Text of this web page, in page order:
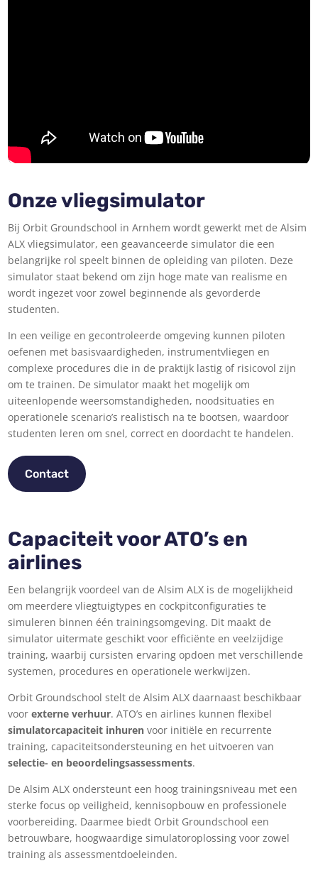
Onze vliegsimulator
Bij Orbit Groundschool in Arnhem wordt gewerkt met de Alsim
ALX vliegsimulator, een geavanceerde simulator die een
belangrijke rol speelt binnen de opleiding van piloten. Deze
simulator staat bekend om zijn hoge mate van realisme en
wordt ingezet voor zowel beginnende als gevorderde
studenten.
In een veilige en gecontroleerde omgeving kunnen piloten
oefenen met basisvaardigheden, instrumentvliegen en
complexe procedures die in de praktijk lastig of risicovol zijn
om te trainen. De simulator maakt het mogelijk om
uiteenlopende weersomstandigheden, noodsituaties en
operationele scenario’s realistisch na te bootsen, waardoor
studenten leren om snel, correct en doordacht te handelen.
Contact
Capaciteit voor ATO’s en
airlines
Een belangrijk voordeel van de Alsim ALX is de mogelijkheid
om meerdere vliegtuigtypes en cockpitconfiguraties te
simuleren binnen één trainingsomgeving. Dit maakt de
simulator uitermate geschikt voor efficiënte en veelzijdige
training, waarbij cursisten ervaring opdoen met verschillende
systemen, procedures en operationele werkwijzen.
Orbit Groundschool stelt de Alsim ALX daarnaast beschikbaar
voorexterne verhuur. ATO’s en airlines kunnen flexibel
simulatorcapaciteit inhuren voor initiële en recurrente
training, capaciteitsondersteuning en het uitvoeren van
selectie- en beoordelingsassessments.
De Alsim ALX ondersteunt een hoog trainingsniveau met een
sterke focus op veiligheid, kennisopbouw en professionele
voorbereiding. Daarmee biedt Orbit Groundschool een
betrouwbare, hoogwaardige simulatoroplossing voor zowel
training als assessmentdoeleinden.